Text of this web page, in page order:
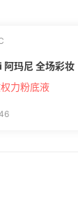
玛尼 全场彩妆
力粉底液